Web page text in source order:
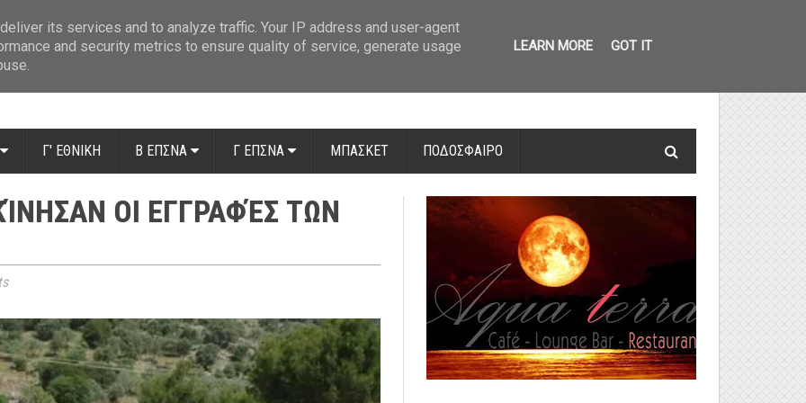
Γ' ΕΘΝΙΚΗ Β ΕΠΣΝΑ Γ ΕΠΣΝΑ ΜΠΑΣΚΕΤ ΠΟΔΟΣΦΑΙΡΟ
ΟΙ ΕΓΓΡΑΦΈΣ ΤΩΝ
its services and to analyze traffic. Your IP address and user-agent
and security metrics to ensure quality of service, generate usage
LEARN MORE GOT IT